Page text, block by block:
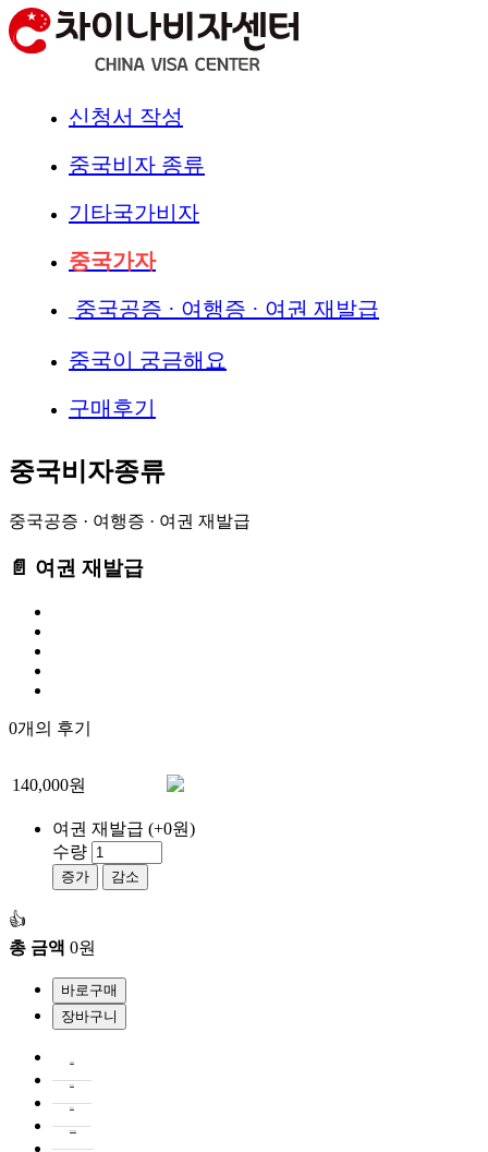
신청서 작성
중국비자 종류
기타국가비자
중국가자
중국공증 · 여행증 · 여권 재발급
중국이 궁금해요
구매후기
중국비자종류
중국공증 · 여행증 · 여권 재발급
📄 여권 재발급
0개의 후기
140,000원
여권 재발급 (+0원)
수량
증가 감소
👍
총 금액 0원